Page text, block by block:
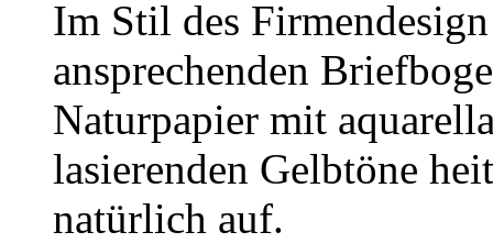
Im Stil des
ansprechenden
Naturpapier mit
lasierenden Gelbtöne
natürlich auf.